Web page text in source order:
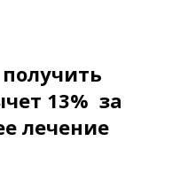
13% за
лечение